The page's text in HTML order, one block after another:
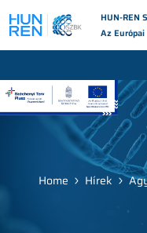
HUN-REN
Az
Home Hírek